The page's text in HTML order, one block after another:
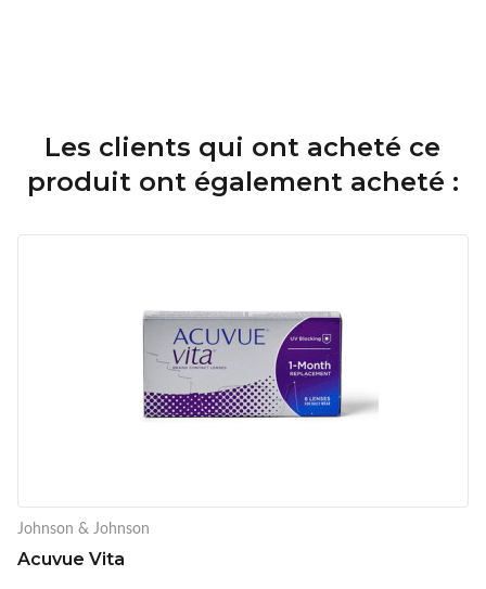
Les clients qui ont acheté ce
produit ont également acheté :
Johnson & Johnson
Acuvue Vita